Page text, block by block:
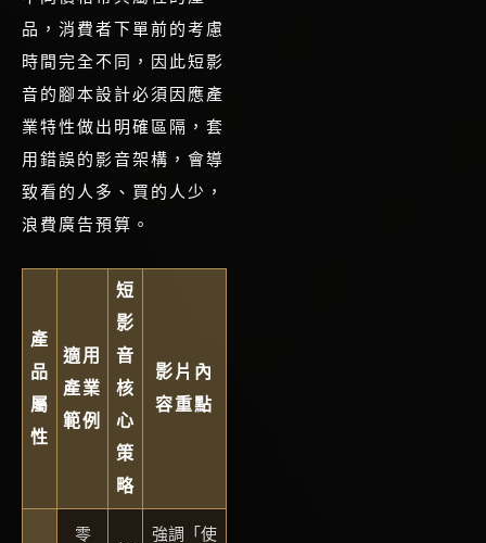
品，消費者下單前的考慮
時間完全不同，因此短影
音的腳本設計必須因應產
業特性做出明確區隔，套
用錯誤的影音架構，會導
致看的人多、買的人少，
浪費廣告預算。
產
品
屬
性
適用
產業
範例
短
影
音
核
心
策
略
影片內
容重點
零
強調「使